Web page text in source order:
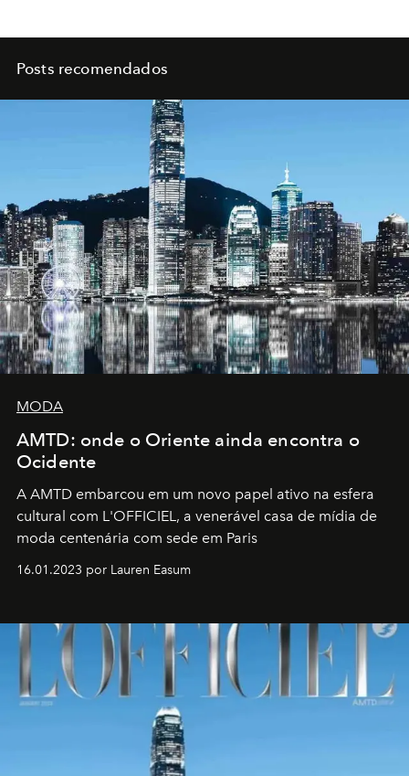
Posts recomendados
MODA
AMTD: onde o Oriente ainda encontra o
Ocidente
A AMTD embarcou em um novo papel ativo na esfera
cultural com L'OFFICIEL, a venerável casa de mídia de
moda centenária com sede em Paris
16.01.2023 por Lauren Easum